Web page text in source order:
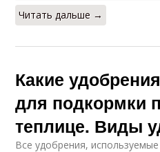
Читать дальше →
Какие
для подкормки
теплице. Виды
Все удобрения,